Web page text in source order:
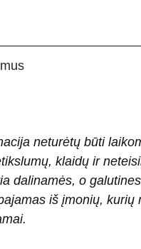
neturėtų būti
klaidų ir
dalinamės, o
iš įmonių,